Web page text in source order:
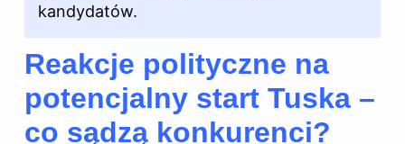
kandydatów.
Reakcje polityczne na
potencjalny start Tuska –
co sądzą konkurenci?